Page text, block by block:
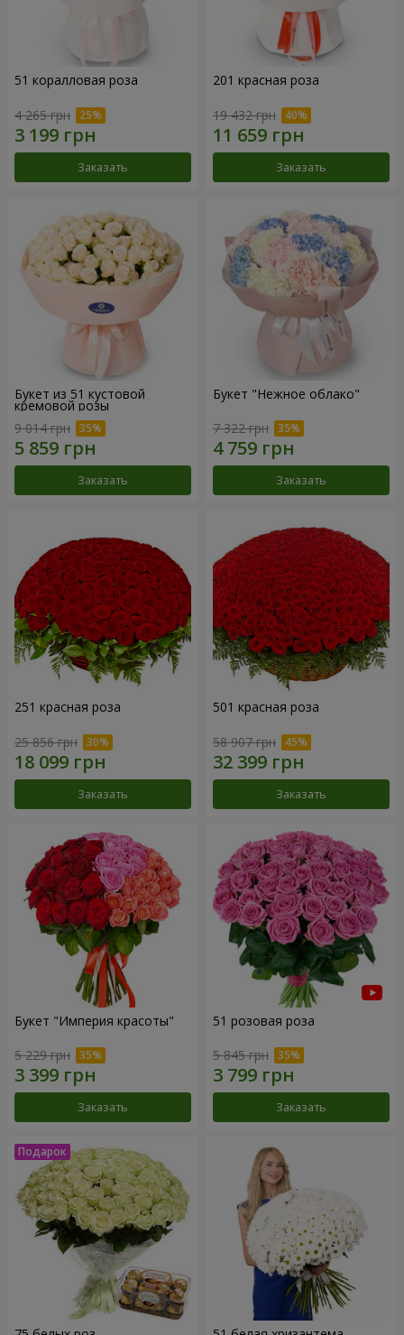
51 коралловая роза
4 265 грн
Заказать
201 красная роза
19 432 грн
Заказать
Букет из 51 кустовой
кремовой розы
9 014 грн
Заказать
Букет "Нежное облако"
7 322 грн
Заказать
251 красная роза
25 856 грн
Заказать
501 красная роза
58 907 грн
Заказать
Букет "Империя красоты"
5 229 грн
Заказать
51 розовая роза
5 845 грн
Заказать